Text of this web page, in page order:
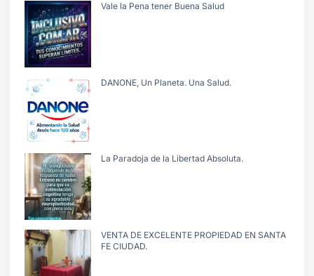
Vale la Pena tener Buena Salud
DANONE, Un Planeta. Una Salud.
La Paradoja de la Libertad Absoluta.
VENTA DE EXCELENTE PROPIEDAD EN SANTA
FE CIUDAD.